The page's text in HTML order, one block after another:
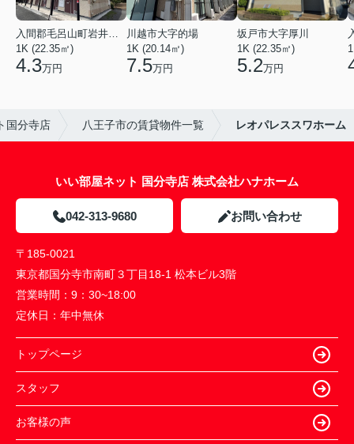
1K (22.35㎡)
4.3万円
川越市大字的場
1K (20.14㎡)
7.5万円
坂戸市大字厚川
1K (22.35㎡)
5.2万円
国分寺店 八王子市の賃貸物件一覧 レオパレススワホーム
いい部屋ネット 国分寺店 株式会社ハナホーム
042-313-9680 お問い合わせ
〒185-0021
東京都国分寺市南町３丁目18-1 松本ビル3階
営業時間： 9：30~18:00
定休日： 年中無休
トップページ
スタッフ
お客様の声